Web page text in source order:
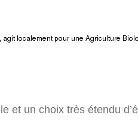
et un choix très étendu